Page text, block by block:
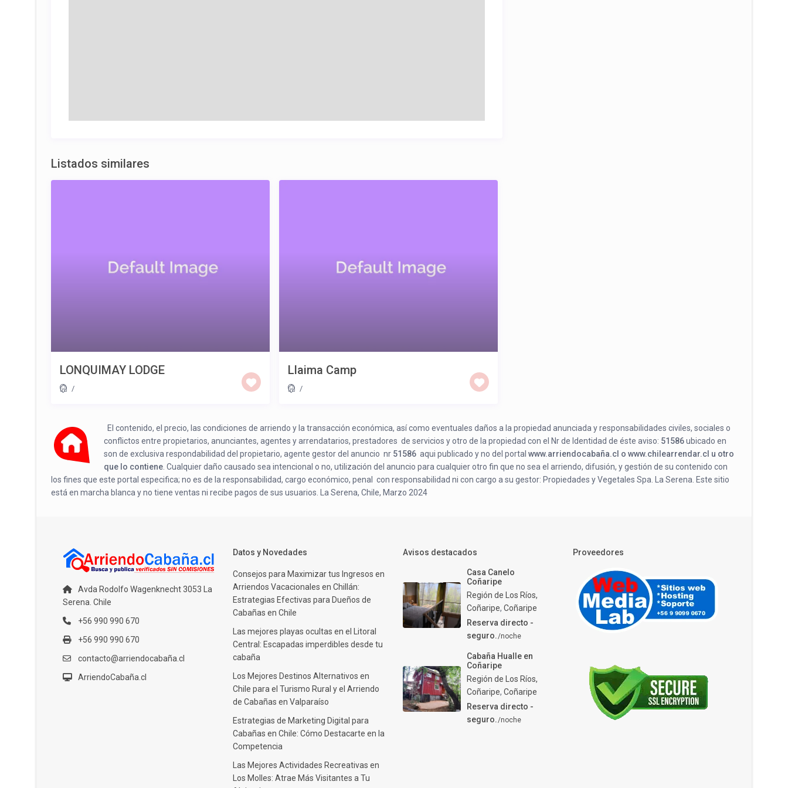
Listados similares
LONQUIMAY LODGE
/
Llaima Camp
/
El contenido, el precio, las condiciones de arriendo y la transacción económica, así como eventuales daños a la propiedad anunciada y responsabilidades civiles, sociales o
conflictos entre propietarios, anunciantes, agentes y arrendatarios, prestadores de servicios y otro de la propiedad con el Nr de Identidad de éste aviso: 51586ubicado en
son de exclusiva respondabilidad del propietario, agente gestor del anuncio nr 51586 aqui publicado y no del portal www.arriendocabaña.cl o www.chilearrendar.cl u otro
que lo contiene . Cualquier daño causado sea intencional o no, utilización del anuncio para cualquier otro fin que no sea el arriendo, difusión, y gestión de su contenido con
los fines que este portal especifica; no es de la responsabilidad, cargo económico, penal con responsabilidad ni con cargo a su gestor: Propiedades y Vegetales Spa. La Serena. Este sitio
está en marcha blanca y no tiene ventas ni recibe pagos de sus usuarios. La Serena, Chile, Marzo 2024
Avda Rodolfo Wagenknecht 3053 La
Serena. Chile
+56 990 990 670
+56 990 990 670
contacto@arriendocabaña.cl
ArriendoCabaña.cl
Datos y Novedades
Consejos para Maximizar tus Ingresos en
Arriendos Vacacionales en Chillán:
Estrategias Efectivas para Dueños de
Cabañas en Chile
Las mejores playas ocultas en el Litoral
Central: Escapadas imperdibles desde tu
cabaña
Los Mejores Destinos Alternativos en
Chile para el Turismo Rural y el Arriendo
de Cabañas en Valparaíso
Estrategias de Marketing Digital para
Cabañas en Chile: Cómo Destacarte en la
Competencia
Las Mejores Actividades Recreativas en
Los Molles: Atrae Más Visitantes a Tu
Avisos destacados
Casa Canelo
Coñaripe
Región de Los Ríos,
Coñaripe,Coñaripe
Reserva directo -
seguro./noche
Cabaña Hualle en
Coñaripe
Región de Los Ríos,
Coñaripe,Coñaripe
Reserva directo -
seguro./noche
Proveedores